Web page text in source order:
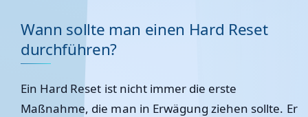
Wann sollte man einen Hard Reset
durchführen?
Ein Hard Reset ist nicht immer die erste
Maßnahme, die man in Erwägung ziehen sollte. Er